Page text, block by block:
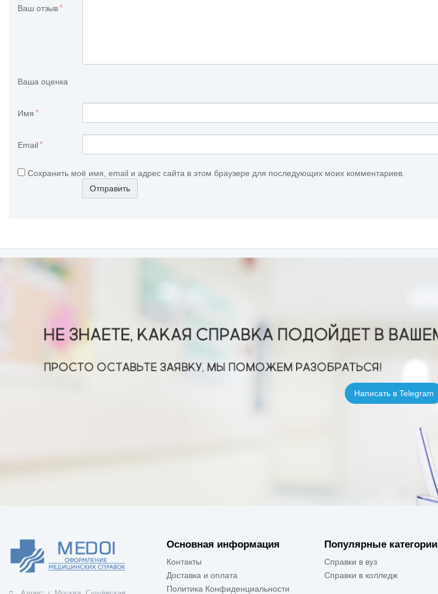
Ваш отзыв
Ваша оценка
Имя
Email
Сохранить моё имя, email и адрес сайта в этом браузере для последующих моих комментариев.
Отправить
Написать в Telegram
Основная информация
Контакты
Доставка и оплата
Политика Конфиденциальности
Популярные категории
Справки в вуз
Справки в колледж